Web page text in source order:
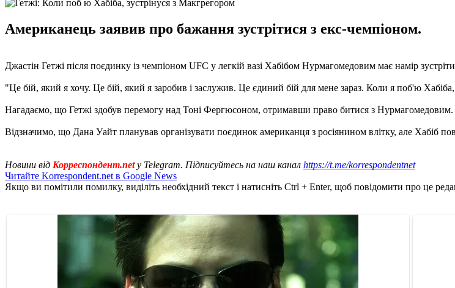
Американець заявив про бажання зустрітися з екс-чемпіоном.
Джастін Гетжі після поєдинку із чемпіоном UFC у легкій вазі Хабібом Нурмагомедовим має намір
"Це бій, який я хочу. Це бій, який я заробив і заслужив. Це єдиний бій для мене зараз. Коли я поб'ю
Нагадаємо, що Гетжі здобув перемогу над Тоні Фергюсоном, отримавши право битися з Нурмагомедовим.
Відзначимо, що Дана Уайт планував організувати поєдинок американця з росіянином влітку, але Хабіб
Новини від Корреспондент.netу Telegram. Підписуйтесь на наш канал https://t.me/korrespondentnet
Читайте Korrespondent.net в Google News
Якщо ви помітили помилку, виділіть необхідний текст і натисніть Ctrl + Enter, щоб повідомити про це